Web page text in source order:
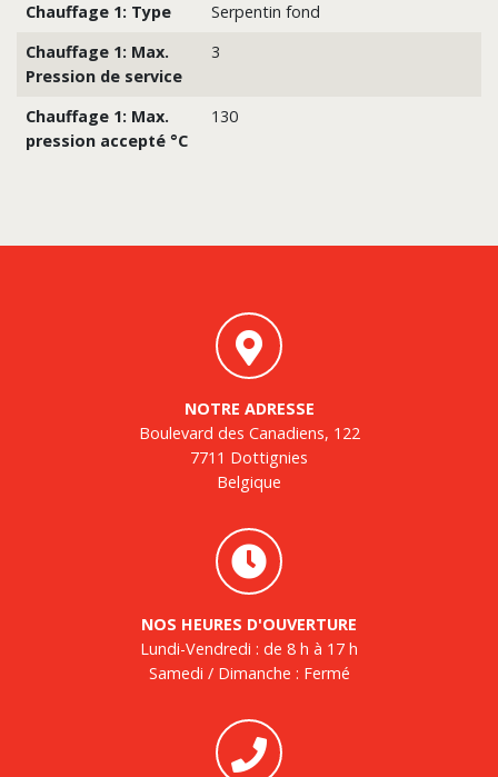
Chauffage 1: Type
Serpentin fond
Chauffage 1: Max.
Pression de service
3
Chauffage 1: Max.
pression accepté °C
130
NOTRE ADRESSE
Boulevard des Canadiens, 122
7711 Dottignies
Belgique
NOS HEURES D'OUVERTURE
Lundi-Vendredi : de 8 h à 17 h
Samedi / Dimanche : Fermé